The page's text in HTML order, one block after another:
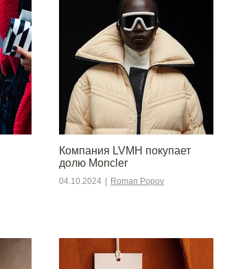
Компания LVMH покупает
долю Moncler
04.10.2024 Roman Popov